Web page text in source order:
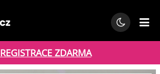
REGISTRACE ZDARMA